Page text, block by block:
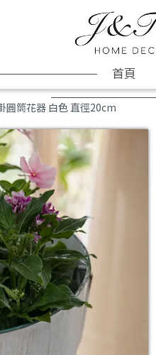
首頁
圓筒花器 白色 直徑20cm